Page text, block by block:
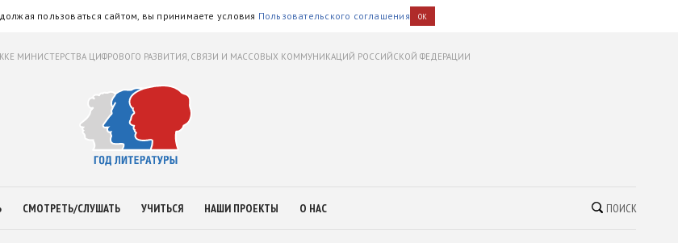
пользоваться сайтом, вы принимаете условия Пользовательского соглашения OK
МИНИСТЕРСТВА ЦИФРОВОГО РАЗВИТИЯ, СВЯЗИ И МАССОВЫХ КОММУНИКАЦИЙ РОССИЙСКОЙ ФЕДЕРАЦИИ
СМОТРЕТЬ/СЛУШАТЬ УЧИТЬСЯ НАШИ ПРОЕКТЫ О НАС ПОИСК